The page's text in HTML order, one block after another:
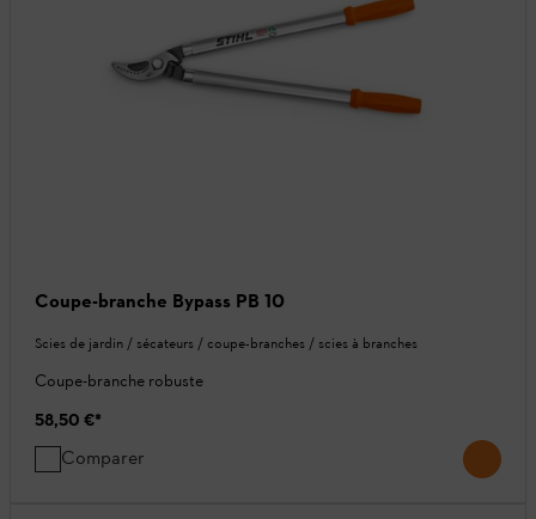
Coupe-branche Bypass PB 10
Scies de jardin / sécateurs / coupe-branches / scies à branches
Coupe-branche robuste
58,50 €*
Comparer